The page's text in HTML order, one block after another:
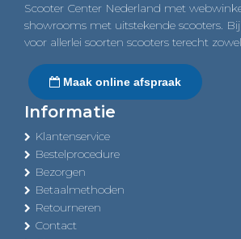
Scooter Center Nederland met
showrooms met uitstekende scooters.
voor allerlei soorten scooters terecht
Maak online afspraak
Informatie
Klantenservice
Bestelprocedure
Bezorgen
Betaalmethoden
Retourneren
Contact